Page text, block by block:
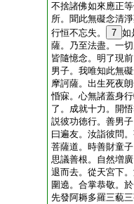
不捨諸佛如來應正
所。聞此無礙念清
行恒不忘失。
7 如
薩。乃至法盡。一
皆隨憶念。明了現
男子。我唯知此無
摩訶薩。出生死夜
惛寐。心無諸蓋身
了。成就十力。開
説彼功徳行。善男
曰遍友。汝詣彼問
菩薩道。時善財童
思議善根。自然増
退而去。從天宮下
圍遶。合掌恭敬。
先發阿耨多羅三藐